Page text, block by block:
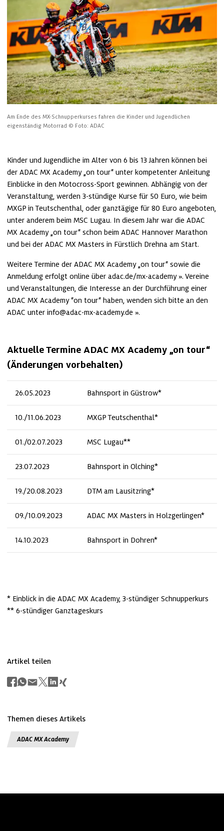
Am Ende des MX-Schnupperkurses fahren die Kinder und Jugendlichen
eigenständig Motorrad © Foto: ADAC
Kinder und Jugendliche im Alter von 6 bis 13 Jahren können bei
der ADAC MX Academy „on tour“ unter kompetenter Anleitung
Einblicke in den Motocross-Sport gewinnen. Abhängig von der
Veranstaltung, werden 3-stündige Kurse für 50 Euro, wie beim
MXGP in Teutschenthal, oder ganztägige für 80 Euro angeboten,
unter anderem beim MSC Lugau. In diesem Jahr war die ADAC
MX Academy „on tour“ schon beim ADAC Hannover Marathon
und bei der ADAC MX Masters in Fürstlich Drehna am Start.
Weitere Termine der ADAC MX Academy „on tour“ sowie die
Anmeldung erfolgt online über adac.de/mx-academy
. Vereine
und Veranstaltungen, die Interesse an der Durchführung einer
ADAC MX Academy “on tour“ haben, wenden sich bitte an den
ADAC unter info@adac-mx-academy.de .
Aktuelle Termine ADAC MX Academy „on tour“
(Änderungen vorbehalten)
26.05.2023 Bahnsport in Güstrow*
10./11.06.2023 MXGP Teutschenthal*
01./02.07.2023 MSC Lugau**
23.07.2023 Bahnsport in Olching*
19./20.08.2023 DTM am Lausitzring*
09./10.09.2023 ADAC MX Masters in Holzgerlingen*
14.10.2023 Bahnsport in Dohren*
* Einblick in die ADAC MX Academy, 3-stündiger Schnupperkurs
** 6-stündiger Ganztageskurs
Artikel teilen
Themen dieses Artikels
ADAC MX Academy